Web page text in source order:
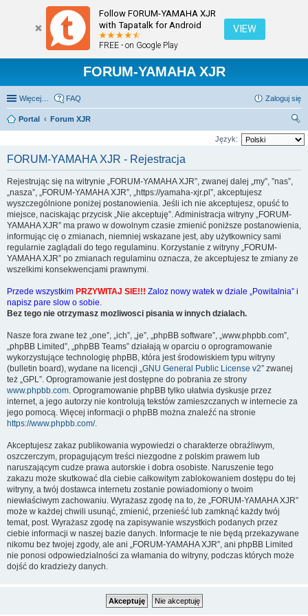
Follow FORUM-YAMAHA XJR
with Tapatalk for Android
FREE - on Google Play
VIEW
FORUM-YAMAHA XJR
Więcej… FAQ Zaloguj się
Portal
Forum XJR
zu
Język:
FORUM-YAMAHA XJR - Rejestracja
Rejestrując się na witrynie „FORUM-YAMAHA XJR”, zwanej dalej „my”, ”nas”,
„nasza”, „FORUM-YAMAHA XJR”, „https://yamaha-xjr.pl”, akceptujesz
wyszczególnione poniżej postanowienia. Jeśli ich nie akceptujesz, opuść to
miejsce, naciskając przycisk „Nie akceptuję”. Administracja witryny „FORUM-
YAMAHA XJR” ma prawo w dowolnym czasie zmienić poniższe postanowienia,
informując cię o zmianach, niemniej wskazane jest, aby użytkownicy sami
regularnie zaglądali do tego regulaminu. Korzystanie z witryny „FORUM-
YAMAHA XJR” po zmianach regulaminu oznacza, że akceptujesz te zmiany ze
wszelkimi konsekwencjami prawnymi.
Przede wszystkim PRZYWITAJ SIE!!! Zaloz nowy watek w dziale „Powitalnia” i
napisz pare slow o sobie.
Bez tego nie otrzymasz mozliwosci pisania w innych dzialach.
Nasze fora zwane też „one”, „ich”, „je”, „phpBB software”, „www.phpbb.com”,
„phpBB Limited”, „phpBB Teams” działają w oparciu o oprogramowanie
wykorzystujące technologię phpBB, która jest środowiskiem typu witryny
(bulletin board), wydane na licencji „GNU General Public License v2” zwanej
też „GPL”. Oprogramowanie jest dostępne do pobrania ze strony
www.phpbb.com. Oprogramowanie phpBB tylko ułatwia dyskusje przez
internet, a jego autorzy nie kontrolują tekstów zamieszczanych w internecie za
jego pomocą. Więcej informacji o phpBB można znaleźć na stronie
https://www.phpbb.com/.
Akceptujesz zakaz publikowania wypowiedzi o charakterze obraźliwym,
oszczerczym, propagującym treści niezgodne z polskim prawem lub
naruszającym cudze prawa autorskie i dobra osobiste. Naruszenie tego
zakazu może skutkować dla ciebie całkowitym zablokowaniem dostępu do tej
witryny, a twój dostawca internetu zostanie powiadomiony o twoim
niewłaściwym zachowaniu. Wyrażasz zgodę na to, że „FORUM-YAMAHA XJR”
może w każdej chwili usunąć, zmienić, przenieść lub zamknąć każdy twój
temat, post. Wyrażasz zgodę na zapisywanie wszystkich podanych przez
ciebie informacji w naszej bazie danych. Informacje te nie będą przekazywane
nikomu bez twojej zgody, ale ani „FORUM-YAMAHA XJR”, ani phpBB Limited
nie ponosi odpowiedzialności za włamania do witryny, podczas których może
dojść do kradzieży danych.